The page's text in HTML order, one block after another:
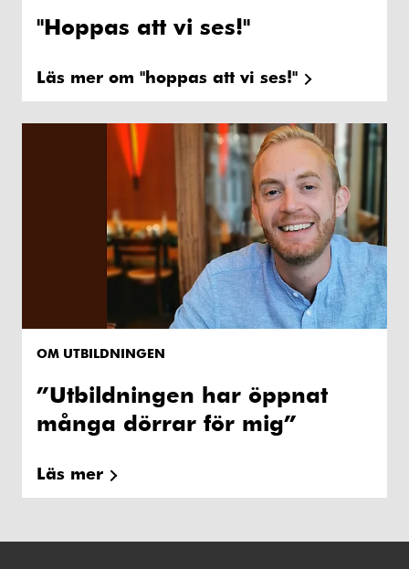
"Hoppas att vi ses!"
Läs mer om "hoppas att vi ses!"
OM UTBILDNINGEN
”Utbildningen har öppnat
många dörrar för mig”
Läs mer